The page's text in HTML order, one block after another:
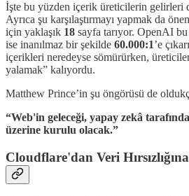
İşte bu yüzden içerik üreticilerin gelirleri
Ayrıca şu karşılaştırmayı yapmak da
için yaklaşık 18 sayfa tarıyor. OpenAI bu
ise inanılmaz bir şekilde 60.000:1’e
içerikleri neredeyse sömürürken,
yalamak” kalıyordu.
Matthew Prince’in şu öngörüsü de
“Web'in geleceği, yapay zekâ
üzerine kurulu olacak.”
Cloudflare'dan Veri